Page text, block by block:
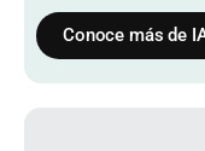
Conoce más de